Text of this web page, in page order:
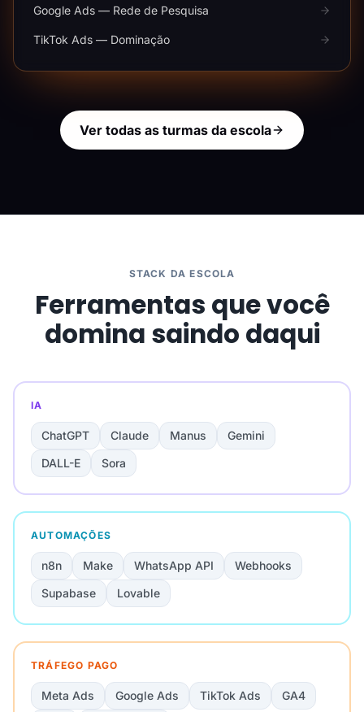
Google Ads — Rede de Pesquisa
TikTok Ads — Dominação
Ver todas as turmas da escola
STACK DA ESCOLA
Ferramentas que você
domina saindo daqui
IA
ChatGPT Claude Manus
Gemini
DALL-E
Sora
AUTOMAÇÕES
n8n Make WhatsApp API
Webhooks
Supabase
Lovable
TRÁFEGO PAGO
Meta Ads Google Ads TikTok Ads
GA4